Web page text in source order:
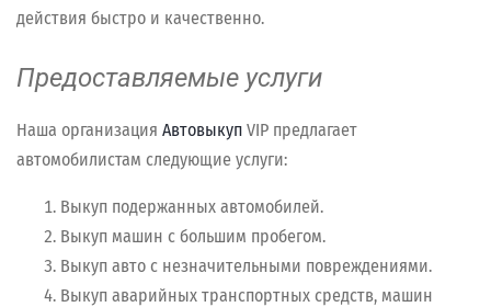
действия быстро и качественно.
Предоставляемые услуги
Наша организация Автовыкуп VIP предлагает
автомобилистам следующие услуги:
Выкуп подержанных автомобилей.
Выкуп машин с большим пробегом.
Выкуп авто с незначительными повреждениями.
Выкуп аварийных транспортных средств, машин